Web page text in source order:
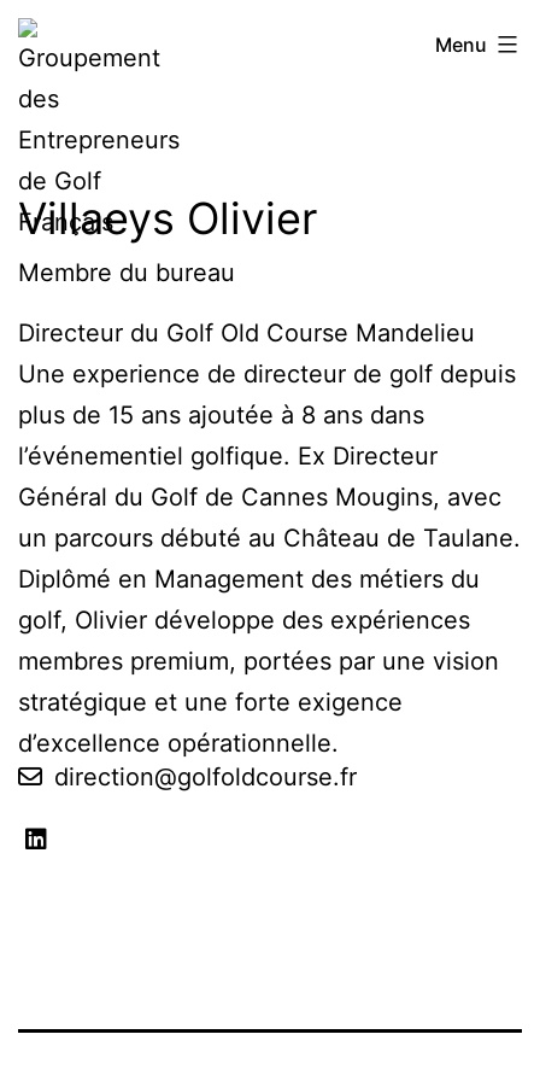
Aller
au
contenu
Groupement
des
Entrepreneurs
de
Golf
Menu
Villaeys Olivier
Membre du bureau
Directeur du Golf Old Course Mandelieu
Une experience de directeur de golf depuis
plus de 15 ans ajoutée à 8 ans dans
l’événementiel golfique. Ex Directeur
Général du Golf de Cannes Mougins, avec
un parcours débuté au Château de Taulane.
Diplômé en Management des métiers du
golf, Olivier développe des expériences
membres premium, portées par une vision
stratégique et une forte exigence
d’excellence opérationnelle.
direction@golfoldcourse.fr